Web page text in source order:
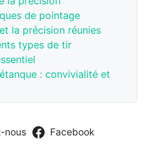
de pointage
la précision réunies
types de tir
: convivialité et
nous Facebook